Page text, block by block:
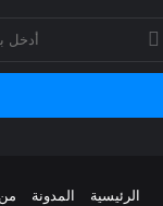
الرئيسية المدونة